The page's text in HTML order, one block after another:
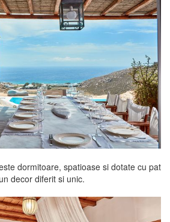
dormitoare, spatioase si dotate cu pat
decor diferit si unic.